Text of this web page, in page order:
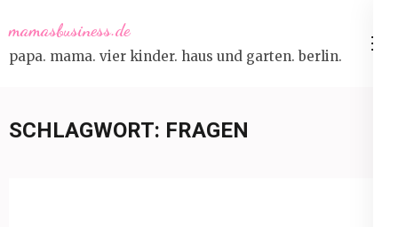
to
content
mamasbusiness.de
papa. mama. vier kinder. haus und garten. berlin.
SCHLAGWORT: FRAGEN